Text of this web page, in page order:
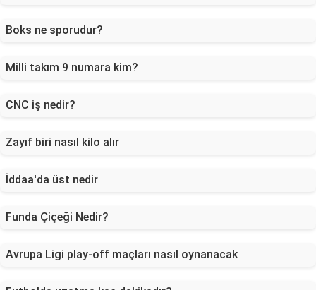
Boks ne sporudur?
Milli takım 9 numara kim?
CNC iş nedir?
Zayıf biri nasıl kilo alır
İddaa'da üst nedir
Funda Çiçeği Nedir?
Avrupa Ligi play-off maçları nasıl oynanacak